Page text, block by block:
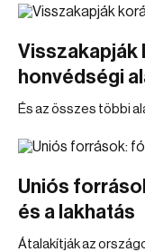
Visszakapják
honvédségi
És az összes többi
Uniós
és a lakhatás
Átalakítják az